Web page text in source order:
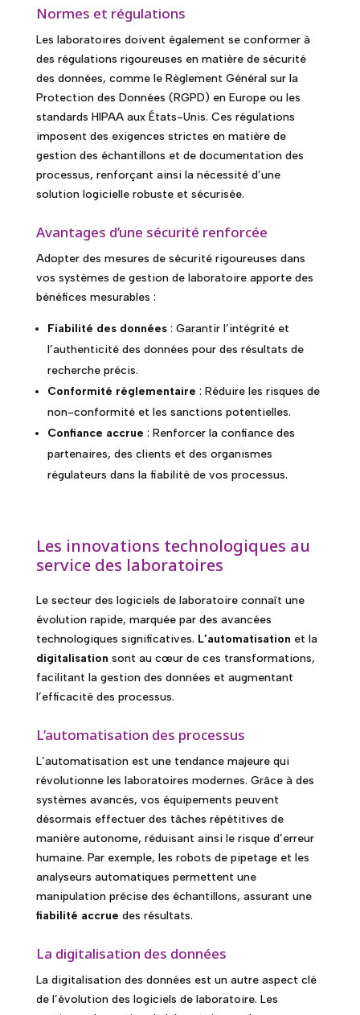
Normes et régulations
Les laboratoires doivent également se conformer à
des régulations rigoureuses en matière de sécurité
des données, comme le Règlement Général sur la
Protection des Données (RGPD) en Europe ou les
standards HIPAA aux États-Unis. Ces régulations
imposent des exigences strictes en matière de
gestion des échantillons et de documentation des
processus, renforçant ainsi la nécessité d’une
solution logicielle robuste et sécurisée.
Avantages d’une sécurité renforcée
Adopter des mesures de sécurité rigoureuses dans
vos systèmes de gestion de laboratoire apporte des
bénéfices mesurables :
Fiabilité des données: Garantir l’intégrité et
l’authenticité des données pour des résultats de
recherche précis.
Conformité réglementaire : Réduire les risques de
non-conformité et les sanctions potentielles.
Confiance accrue : Renforcer la confiance des
partenaires, des clients et des organismes
régulateurs dans la fiabilité de vos processus.
Les innovations technologiques au
service des laboratoires
Le secteur des logiciels de laboratoire connaît une
évolution rapide, marquée par des avancées
technologiques significatives. L’automatisation et la
digitalisation sont au cœur de ces transformations,
facilitant la gestion des données et augmentant
l’efficacité des processus.
L’automatisation des processus
L’automatisation est une tendance majeure qui
révolutionne les laboratoires modernes. Grâce à des
systèmes avancés, vos équipements peuvent
désormais effectuer des tâches répétitives de
manière autonome, réduisant ainsi le risque d’erreur
humaine. Par exemple, les robots de pipetage et les
analyseurs automatiques permettent une
manipulation précise des échantillons, assurant une
fiabilité accrue des résultats.
La digitalisation des données
La digitalisation des données est un autre aspect clé
de l’évolution des logiciels de laboratoire. Les